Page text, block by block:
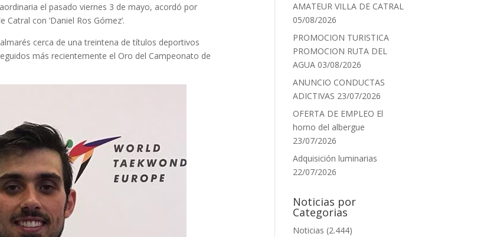
el pasado viernes 3 de mayo, acordó por
con ‘Daniel Ros Gómez’.
cerca de una treintena de títulos deportivos
más recientemente el Oro del Campeonato de
AMATEUR VILLA DE CATRAL
05/08/2026
PROMOCION TURISTICA
PROMOCION RUTA DEL
AGUA 03/08/2026
ANUNCIO CONDUCTAS
ADICTIVAS 23/07/2026
OFERTA DE EMPLEO El
horno del albergue
23/07/2026
Adquisición luminarias
22/07/2026
Noticias por
Categorias
Noticias (2.444)